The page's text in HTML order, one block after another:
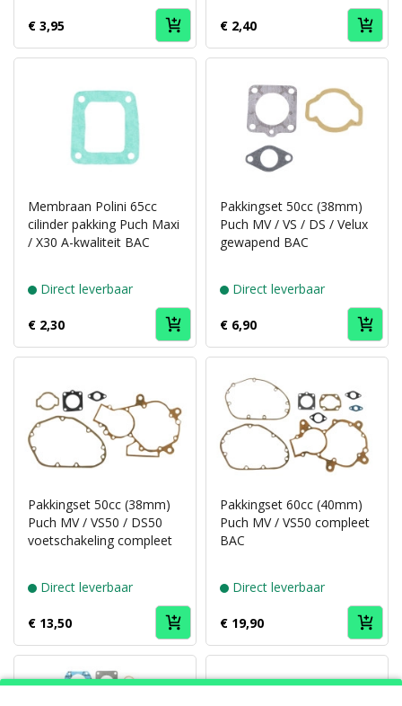
€ 3,95 € 2,40
Membraan Polini 65cc
cilinder pakking Puch Maxi
/ X30 A-kwaliteit BAC
Direct leverbaar
€ 2,30
Pakkingset 50cc (38mm)
Puch MV / VS / DS / Velux
gewapend BAC
Direct leverbaar
€ 6,90
Pakkingset 50cc (38mm)
Puch MV / VS50 / DS50
voetschakeling compleet
Direct leverbaar
€ 13,50
Pakkingset 60cc (40mm)
Puch MV / VS50 compleet
BAC
Direct leverbaar
€ 19,90